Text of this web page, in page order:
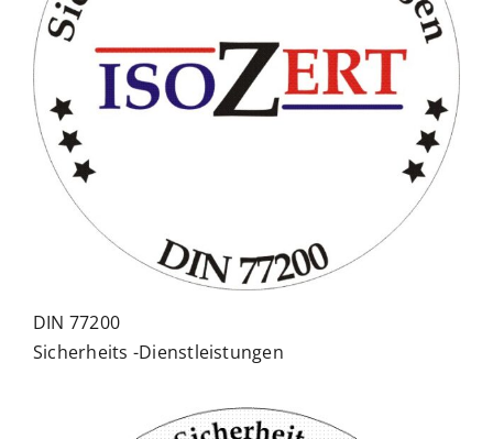
DIN 77200
Sicherheits -Dienstleistungen